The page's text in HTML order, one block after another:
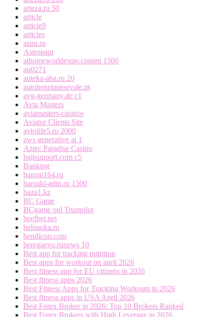
arteza.ru 50
article
article9
articles
aspu.ru
Astronaut
athomeworldexpo.comen 1500
au0271
auteka-aba.ru 20
autohenriquesevale.pt
avg-germany.de c1
Avia Masters
aviamasters-casinos
Aviator Clients Site
avtolife5.ru 2000
aws generative ai 1
Aztec Paradise Casino
bajisupport.com c5
Banking
banzai164.ru
barsuki-adm.ru 1500
baza1.kz
BC Game
BCgame onl Trustpilot
beefbet.net
belnauka.ru
bendicon.com
beregaevo.runews 10
Best app for tracking nutrition
Best apps for workout on april 2026
Best fitness app for EU citizens in 2026
Best fitness apps 2026
Best Fitness Apps for Tracking Workouts in 2026
Best fitness apps in USA April 2026
Best Forex Broker in 2026: Top 10 Brokers Ranked
Best Forex Brokers with High Leverage in 2026